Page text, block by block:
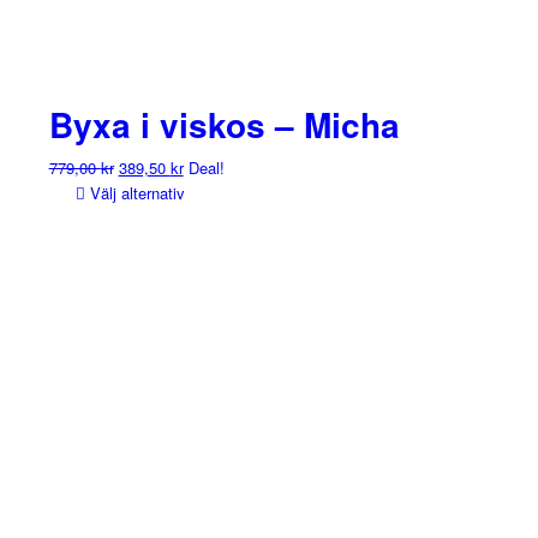
Byxa i viskos – Micha
779,00kr Det
ursprungliga
389,50 krDet
nuvarande
Deal!
Välj alternativ